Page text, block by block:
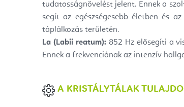
tudatosságnövelést jelent. Ennek a
segít az egészségesebb életben és
táplálkozás területén.
La (Labii reatum): 852 Hz elősegíti a
Ennek a frekvenciának az intenzív
A KRISTÁLYTÁLAK